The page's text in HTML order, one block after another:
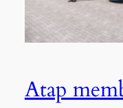
Atap